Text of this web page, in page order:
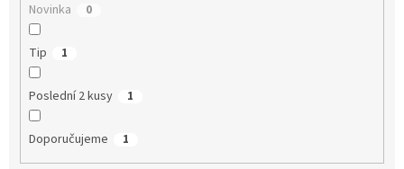
Novinka 0
Tip 1
Poslední 2 kusy 1
Doporučujeme 1